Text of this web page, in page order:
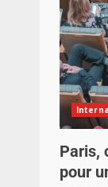
Paris,
pour